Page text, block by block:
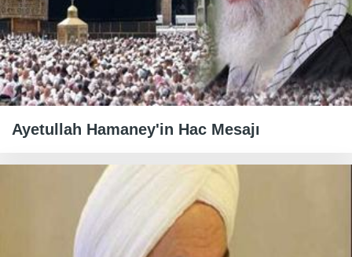
Ayetullah Hamaney'in Hac Mesajı